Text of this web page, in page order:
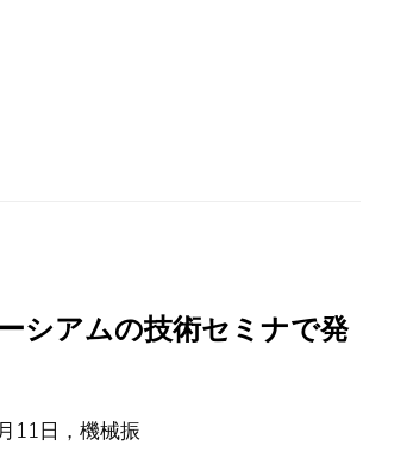
シアムの技術セミナで発
11日，機械振